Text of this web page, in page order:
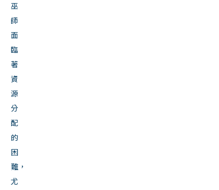
巫
師
面
臨
著
資
源
分
配
的
困
難，
尤